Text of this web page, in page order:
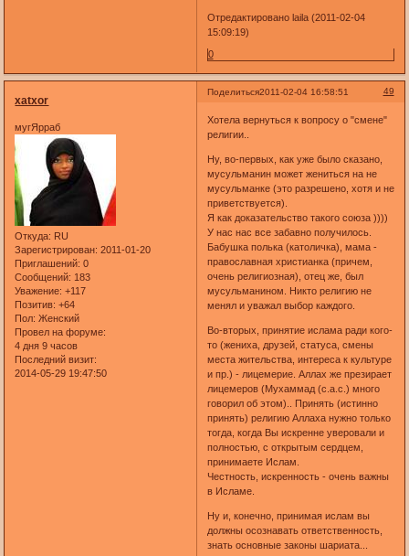
Отредактировано laila (2011-02-04
15:09:19)
0
Поделиться 49
2011-02-04 16:58:51
xatxor
мугЯрраб
Откуда: RU
Зарегистрирован: 2011-01-20
Приглашений: 0
Сообщений: 183
Уважение: +117
Позитив: +64
Пол: Женский
Провел на форуме:
4 дня 9 часов
Последний визит:
2014-05-29 19:47:50
Хотела вернуться к вопросу о "смене"
религии..
Ну, во-первых, как уже было сказано,
мусульманин может жениться на не
мусульманке (это разрешено, хотя и не
приветствуется).
Я как доказательство такого союза ))))
У нас нас все забавно получилось.
Бабушка полька (католичка), мама -
православная христианка (причем,
очень религиозная), отец же, был
мусульманином. Никто религию не
менял и уважал выбор каждого.
Во-вторых, принятие ислама ради кого-
то (жениха, друзей, статуса, смены
места жительства, интереса к культуре
и пр.) - лицемерие. Аллах же презирает
лицемеров (Мухаммад (с.а.с.) много
говорил об этом).. Принять (истинно
принять) религию Аллаха нужно только
тогда, когда Вы искренне уверовали и
полностью, с открытым сердцем,
принимаете Ислам.
Честность, искренность - очень важны
в Исламе.
Ну и, конечно, принимая ислам вы
должны осознавать ответственность,
знать основные законы шариата...